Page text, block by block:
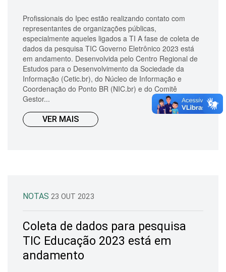
Profissionais do Ipec estão realizando contato com
representantes de organizações públicas,
especialmente aqueles ligados a TI A fase de coleta de
dados da pesquisa TIC Governo Eletrônico 2023 está
em andamento. Desenvolvida pelo Centro Regional de
Estudos para o Desenvolvimento da Sociedade da
Informação (Cetic.br), do Núcleo de Informação e
Coordenação do Ponto BR (NIC.br) e do Comitê
Gestor...
VER MAIS
NOTAS 23 OUT 2023
Coleta de dados para pesquisa
TIC Educação 2023 está em
andamento